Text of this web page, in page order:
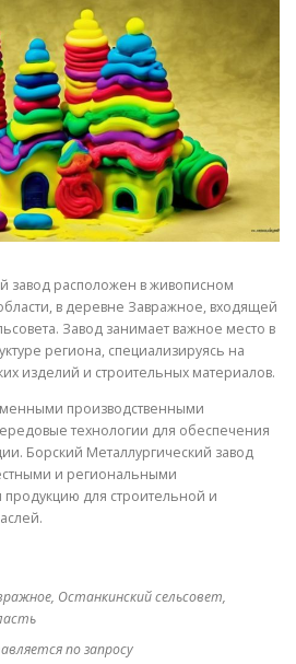
СОРТА МЕТАЛЛОВ
завод расположен в живописном
в деревне Завражное, входящей
Завод занимает важное место в
региона, специализируясь на
изделий и строительных материалов.
производственными
технологии для обеспечения
Борский Металлургический завод
и региональными
продукцию для строительной и
Останкинский сельсовет,
по запросу